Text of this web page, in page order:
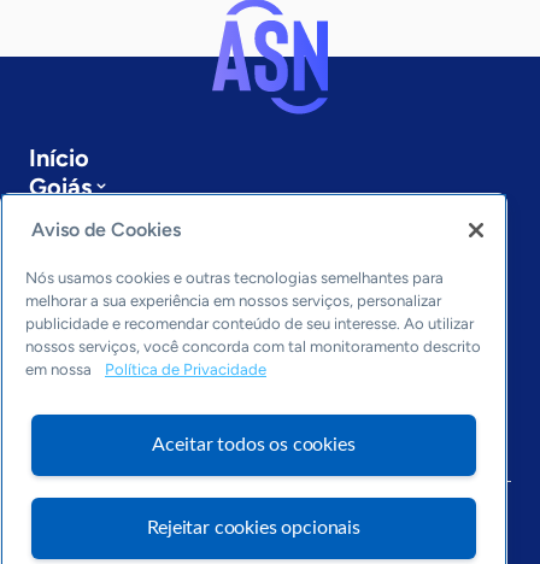
Início
Goiás
Sobre a ASN
Últimas notícias
Entre em contato
Editorias
Economia & Política
Inovação & Tecnologia
Cultura empreendedora
Arquivo
Aviso de Cookies
Nós usamos cookies e outras tecnologias semelhantes para
melhorar a sua experiência em nossos serviços, personalizar
publicidade e recomendar conteúdo de seu interesse. Ao utilizar
nossos serviços, você concorda com tal monitoramento descrito
em nossa
Política de Privacidade
Aceitar todos os cookies
Rejeitar cookies opcionais